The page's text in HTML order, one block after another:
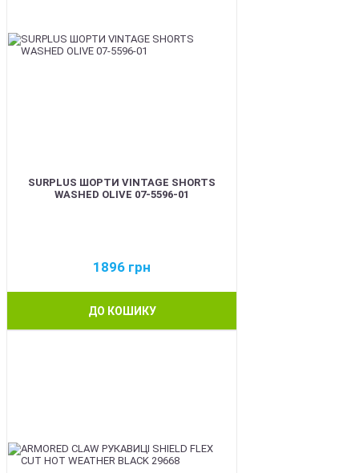
SURPLUS ШОРТИ VINTAGE SHORTS
WASHED OLIVE 07-5596-01
1896 грн
ДО КОШИКУ